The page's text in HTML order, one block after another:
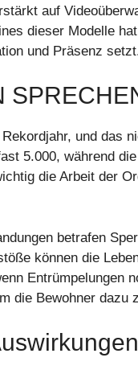
auf
dieser Modelle
und Präsenz
und das
5.000, während
die Arbeit der
betrafen
können die
Entrümpelungen
die Bewohner